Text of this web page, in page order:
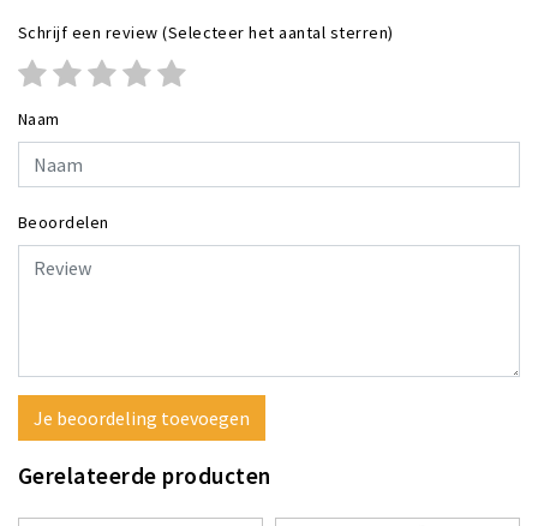
Schrijf een review (Selecteer het aantal sterren)
Naam
Beoordelen
Je beoordeling toevoegen
Gerelateerde producten